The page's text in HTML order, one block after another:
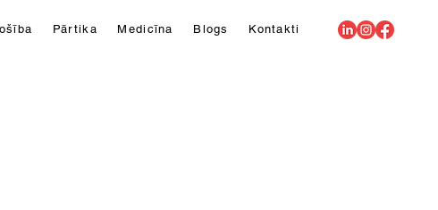
Pārtika Medicīna Blogs Kontakti